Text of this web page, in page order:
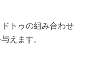
トゥの組み合わせ
えます。